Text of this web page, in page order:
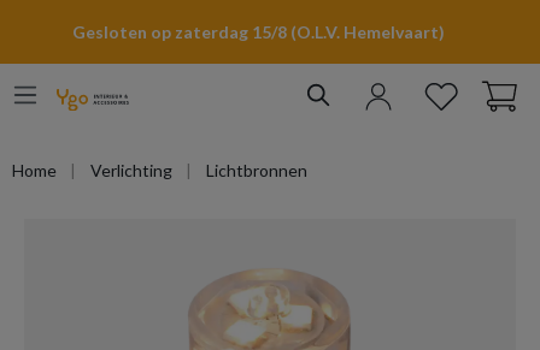
Gesloten op zaterdag 15/8 (O.L.V. Hemelvaart)
Home Verlichting Lichtbronnen